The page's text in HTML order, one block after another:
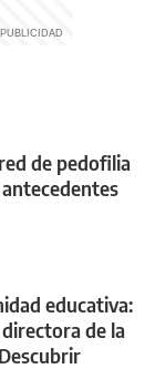
de pedofilia
educativa:
de la